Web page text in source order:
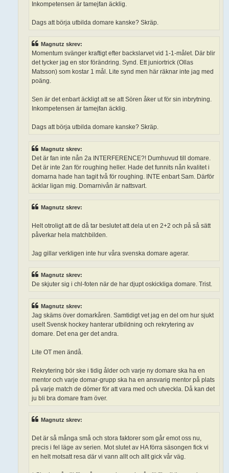
Inkompetensen är tamejfan äcklig.
Dags att börja utbilda domare kanske? Skräp.
Magnutz skrev:
Momentum svänger kraftigt efter backslarvet vid 1-1-målet. Där blir
det tycker jag en stor förändring. Synd. Ett juniortrick (Ollas
Matsson) som kostar 1 mål. Lite synd men här räknar inte jag med
poäng.
Sen är det enbart äckligt att se att Sören åker ut för sin inbrytning.
Inkompetensen är tamejfan äcklig.
Dags att börja utbilda domare kanske? Skräp.
Magnutz skrev:
Det är fan inte nån 2a INTERFERENCE?! Dumhuvud till domare.
Det är inte 2an för roughing heller. Hade det funnits nån kvalitet i
domarna hade han tagit två för roughing. INTE enbart Sam. Därför
äcklar ligan mig. Domarnivån är nattsvart.
Magnutz skrev:
Helt otroligt att de då tar beslutet att dela ut en 2+2 och på så sätt
påverkar hela matchbilden.
Jag gillar verkligen inte hur våra svenska domare agerar.
Magnutz skrev:
De skjuter sig i chl-foten när de har djupt oskickliga domare. Trist.
Magnutz skrev:
Jag skäms över domarkåren. Samtidigt vet jag en del om hur sjukt
uselt Svensk hockey hanterar utbildning och rekrytering av
domare. Det ena ger det andra.
Lite OT men ändå.
Rekrytering bör ske i tidig ålder och varje ny domare ska ha en
mentor och varje domar-grupp ska ha en ansvarig mentor på plats
på varje match de dömer för att vara med och utveckla. Då kan det
ju bli bra domare fram över.
Magnutz skrev:
Det är så många små och stora faktorer som går emot oss nu,
precis i fel läge av serien. Mot slutet av HA förra säsongen fick vi
en helt motsatt resa där vi vann allt och allt gick vår väg.